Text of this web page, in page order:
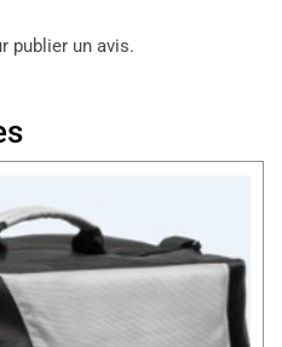
publier un avis.